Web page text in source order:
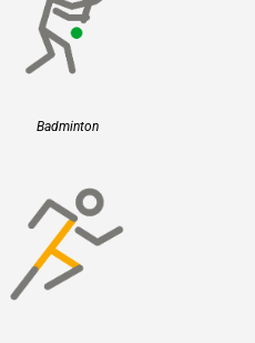
Badminton